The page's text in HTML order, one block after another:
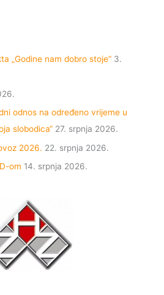
„Godine nam dobro stoje“ 3.
odnos na određeno vrijeme u
slobodica“ 27. srpnja 2026.
2026. 22. srpnja 2026.
om 14. srpnja 2026.